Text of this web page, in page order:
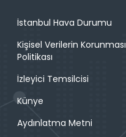
İstanbul Hava Durumu
Kişisel Verilerin Korunması
Politikası
İzleyici Temsilcisi
Künye
Aydınlatma Metni